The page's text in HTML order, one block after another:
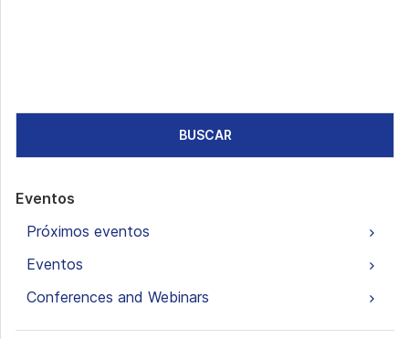
BUSCAR
Eventos
Próximos eventos
Eventos
Conferences and Webinars